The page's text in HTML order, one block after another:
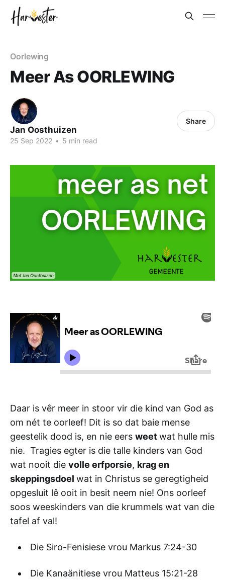
Oorlewing
Meer As OORLEWING
Jan Oosthuizen
25 Sep 2022 • 5 min read
Share
Daar is vêr meer in stoor vir die kind van God as
om nét te oorleef! Dit is so dat baie mense
geestelik dood is, en nie eers weetwat hulle mis
nie. Tragies egter is die talle kinders van God
wat nooit die volle erfporsie, krag en
skeppingsdoel wat in Christus se geregtigheid
opgesluit lê ooit in besit neem nie! Ons oorleef
soos weeskinders van die krummels wat van die
tafel af val!
Die Siro-Fenisiese vrou Markus 7:24-30
Die Kanaänitiese vrou Matteus 15:21-28